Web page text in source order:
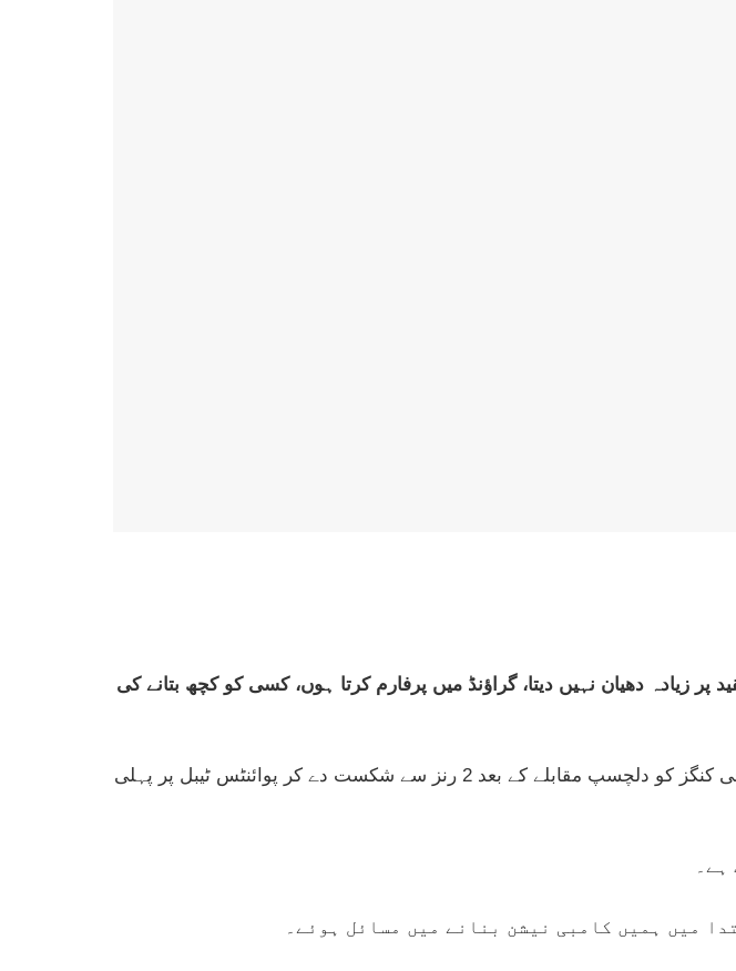
پر زیادہ دھیان نہیں دیتا، گراؤنڈ میں پرفارم کرتا ہوں، کسی کو کچھ بتانے کی
ایچ بی ایل پاکستان سپر لیگ پی ایس ایل 9 کے 29 ویں میچ میں پشاور زلمی نےکراچی کنگز کو دلچسپ مقابلے کے بعد 2 رنز سے شکست دے کر پوائنٹس ٹیبل پر پہلی
میں ہمیں کامبی نیشن بنانے میں مسائل ہوئے۔